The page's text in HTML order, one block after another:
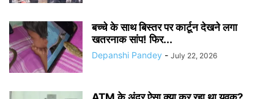
बच्चे के साथ बिस्तर पर कार्टून देखने लगा
खतरनाक सांप! फिर...
Depanshi Pandey - July 22, 2026